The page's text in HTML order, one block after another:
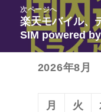
稿:
次ページへ
次
の
投
楽天モバイル、
SIM powered
2026年8月
月 火